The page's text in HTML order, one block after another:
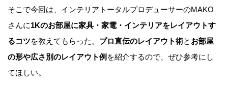
そこで今回は、インテリアトータルプロデューサーのMAKO
さんに1Kのお部屋に家具・家電・インテリアをレイアウトす
るコツを教えてもらった。 プロ直伝のレイアウト術と お部屋
の形や広さ別のレイアウト例 を紹介するので、ぜひ参考にし
てほしい。